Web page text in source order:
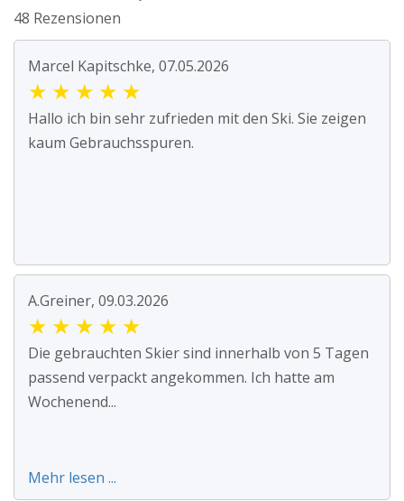
48 Rezensionen
Marcel Kapitschke, 07.05.2026
★ ★ ★ ★ ★
Hallo ich bin sehr zufrieden mit den Ski. Sie zeigen
kaum Gebrauchsspuren.
A.Greiner, 09.03.2026
★ ★ ★ ★ ★
Die gebrauchten Skier sind innerhalb von 5 Tagen
passend verpackt angekommen. Ich hatte am
Wochenend...
Mehr lesen ...